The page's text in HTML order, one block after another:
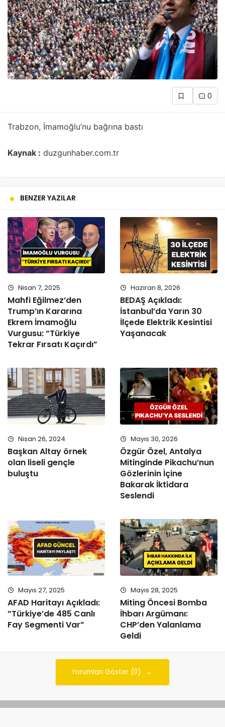
0
Trabzon, İmamoğlu’nu bağrına bastı
Kaynak : duzgunhaber.com.tr
BENZER YAZILAR
Nisan 7, 2025
Mahfi Eğilmez’den
Trump’ın Kararına
Ekrem İmamoğlu
Vurgusu: “Türkiye
Tekrar Fırsatı Kaçırdı”
Haziran 8, 2026
BEDAŞ Açıkladı:
İstanbul’da Yarın 30
İlçede Elektrik Kesintisi
Yaşanacak
Nisan 26, 2024
Başkan Altay örnek
olan liseli gençle
buluştu
Mayıs 30, 2026
Özgür Özel, Antalya
Mitinginde Pikachu’nun
Gözlerinin İçine
Bakarak İktidara
Seslendi
Mayıs 27, 2025
AFAD Haritayı Açıkladı:
”Türkiye’de 485 Canlı
Fay Segmenti Var”
Mayıs 28, 2025
Miting Öncesi Bomba
İhbarı Argümanı:
CHP’den Yalanlama
Geldi
Yorumları Göster (0)